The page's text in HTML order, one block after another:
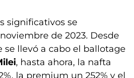
significativos se
de 2023. Desde
se llevó a cabo el ballotage
, hasta ahora, la nafta
la premium un 252% y el